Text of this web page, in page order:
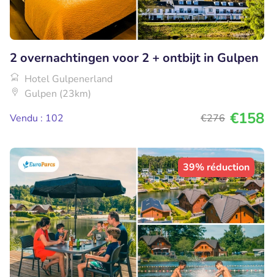
2 overnachtingen voor 2 + ontbijt in Gulpen
Hotel Gulpenerland
Gulpen (23km)
Vendu : 102
€276 €158
39% réduction